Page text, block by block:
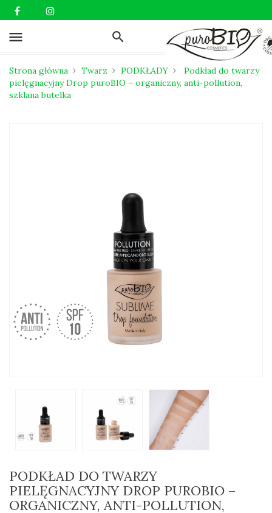
menu
Strona główna Twarz PODKŁADY
Podkład do twarzy
pielęgnacyjny Drop puroBIO – organiczny, anti-pollution,
szklana butelka
PODKŁAD DO TWARZY
PIELĘGNACYJNY DROP PUROBIO –
ORGANICZNY, ANTI-POLLUTION,